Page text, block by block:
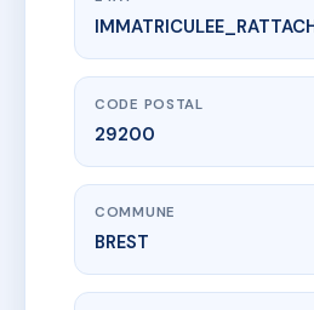
www.vme.plus/
3 RUE KERVEGUEN
3 r de kerveguen
CODE POSTAL
29200
COMMUNE
BREST